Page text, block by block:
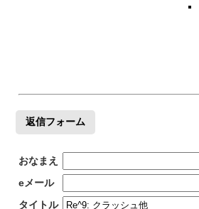
返信フォーム
おなまえ
eメール
タイトル